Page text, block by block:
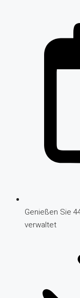
Genießen Sie
verwaltet